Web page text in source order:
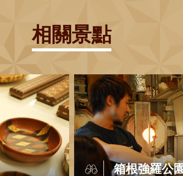
相關景點
箱根強羅公